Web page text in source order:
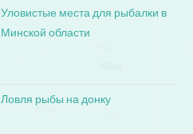
Уловистые места для рыбалки в
Минской области
Ловля рыбы на донку